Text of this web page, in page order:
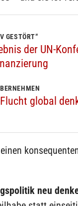
GESTÖRT“
der UN-
global
neu